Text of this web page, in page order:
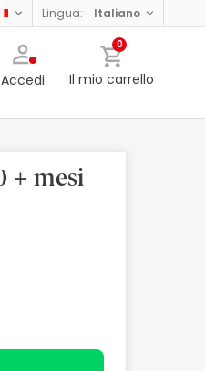
lingua: italiano
Accedi
0
Il mio carrello
+ mesi